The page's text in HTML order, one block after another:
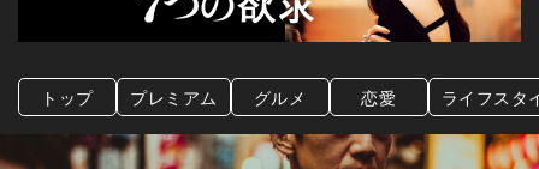
トップ プレミアム グルメ 恋愛 ライフスタ